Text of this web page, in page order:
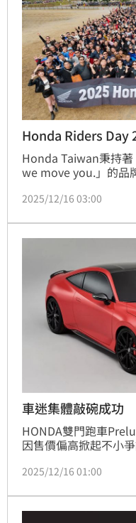
Honda Riders Day
Honda Taiwan秉持
we move you.」的品
境」，為了滿足
為車主們創造許多充
2025/12/16 03:00
車迷集體敲碗成功
HONDA雙門跑車
因售價偏高掀起不小
Prelude依舊成功喚醒
2025/12/16 01:00